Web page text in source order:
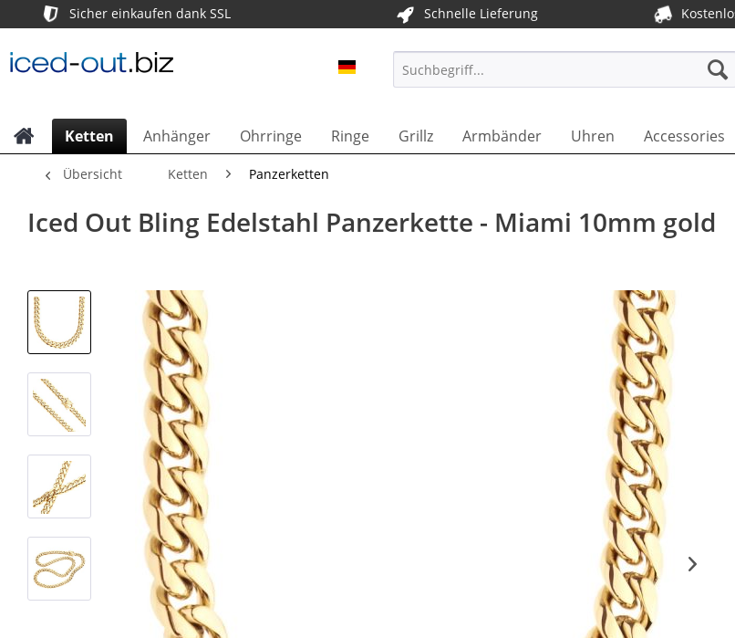
Sicher einkaufen dank SSL Schnelle Lieferung
ICED OUT DE
Ketten Anhänger Ohrringe Ringe Grillz Armbänder Uhren Accessories
Übersicht Ketten Panzerketten
Iced Out Bling Edelstahl Panzerkette - Miami 10mm gold